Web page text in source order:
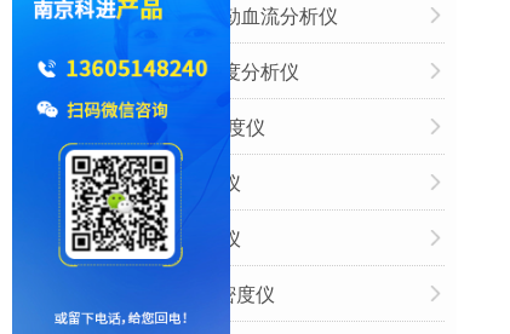
超声经颅多普勒血流分析仪
国产跟骨骨密度分析仪
胫骨/桡骨骨密度仪
动脉硬化检测仪
心率变异分析仪
双能X射线骨密度仪